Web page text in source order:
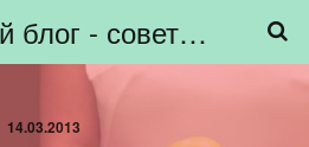
Свадебный блог - советы невестам, подготовка к свадьбе - HiBride
14.03.2013